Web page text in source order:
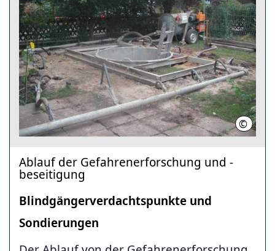
© KBD-
Ablauf der Gefahrenerforschung und -
beseitigung
Blindgängerverdachtspunkte und
Sondierungen